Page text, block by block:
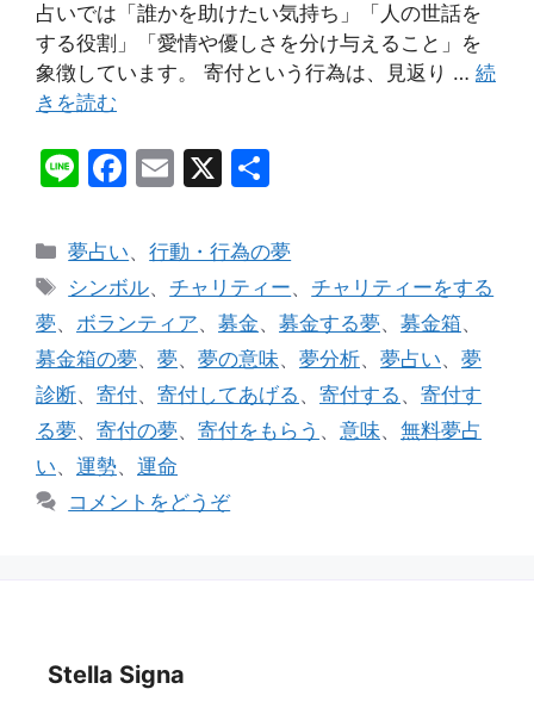
占いでは「誰かを助けたい気持ち」「人の世話を
する役割」「愛情や優しさを分け与えること」を
象徴しています。 寄付という行為は、見返り … 続
きを読む
Li
e
F
c
e
b
o
o
k
E
ai
l
X
カ
テ
リ
ー
夢占い、行動・行為の夢
タ
グ
シンボル、 チャリティー、 チャリティーをする
夢、 ボランティア、 募金、 募金する夢、 募金箱、
募金箱の夢、 夢、 夢の意味、 夢分析、 夢占い、 夢
診断、 寄付、 寄付してあげる 、 寄付する 、 寄付す
る夢、 寄付の夢、 寄付をもらう 、 意味、 無料夢占
い、 運勢、 運命
コメントをどうぞ
Stella Signa